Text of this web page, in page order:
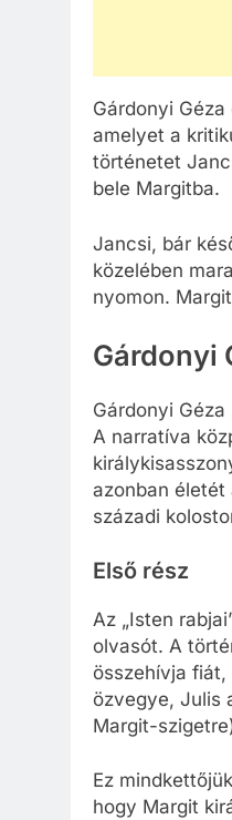
Gárdonyi
amelyet a
történetet
bele Margitba.
Jancsi, bár
közelében
nyomon.
Gárdonyi
Gárdonyi
A narratíva
azonban életét
századi
Első rész
Az „Isten
olvasót. A
összehívja
özvegye, Julis
Margit-
Ez
hogy Margit